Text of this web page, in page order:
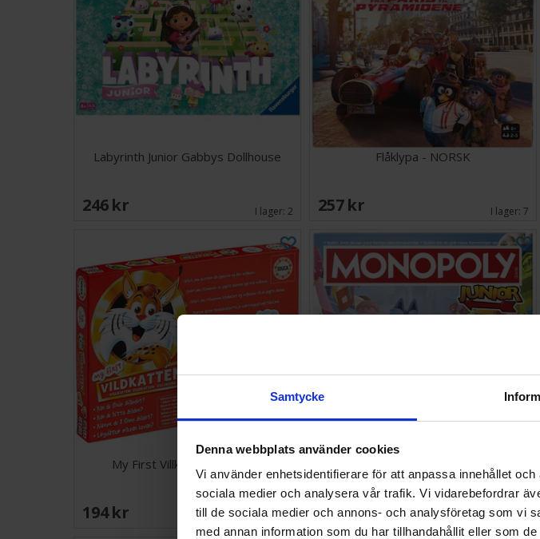
Samtycke
Denna webbplats använder cookies
Vi använder enhetsidentifierare för att anpassa innehållet
sociala medier och analysera vår trafik. Vi vidarebefordrar
till de sociala medier och annons- och analysföretag som vi
med annan information som du har tillhandahållit eller som
Labyrinth Junior Gabbys Dollhouse
246 SEK I lager:2
Flåklypa - NORSK
257 SEK I lager:7
My First Villkatten Brädspel
194 SEK I lager:11 239 SEK I lager: 4